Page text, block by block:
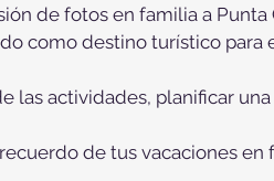
de fotos en familia a Punta
como destino turístico para
las actividades, planificar
de tus vacaciones en